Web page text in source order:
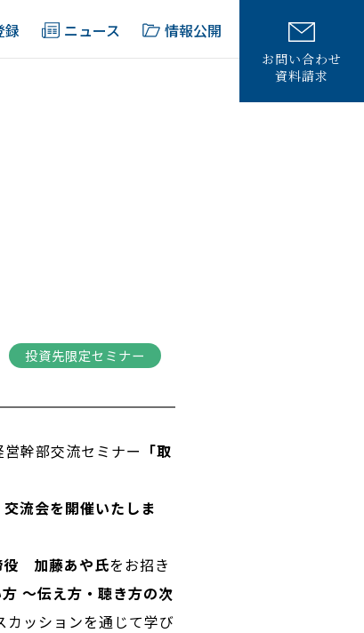
録 ニュース 情報公開
お問い合わせ
資料請求
投資先限定セミナー
幹部交流セミナー 「取
流会を開催いたしま
役 加藤あや氏をお招き
～伝え方・聴き方の次
カッションを通じて学び